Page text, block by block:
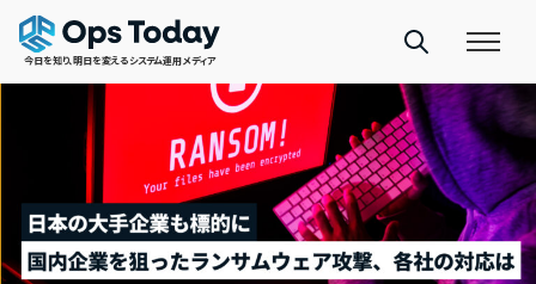
今日を知り、明日を変えるシステム運用メディア